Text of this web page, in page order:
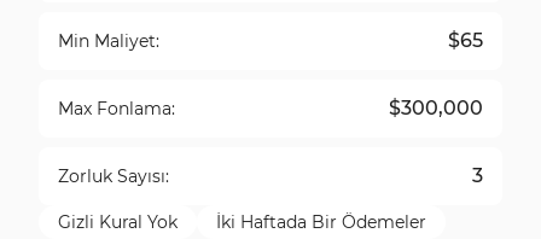
Min Maliyet: $65
Max Fonlama: $300,000
Zorluk Sayısı: 3
Gizli Kural Yok
İki Haftada Bir Ödemeler